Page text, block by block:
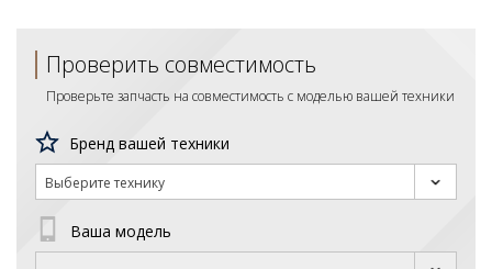
Проверить совместимость
Проверьте запчасть на совместимость с моделью вашей техники
Бренд вашей техники
Выберите технику
Ваша модель